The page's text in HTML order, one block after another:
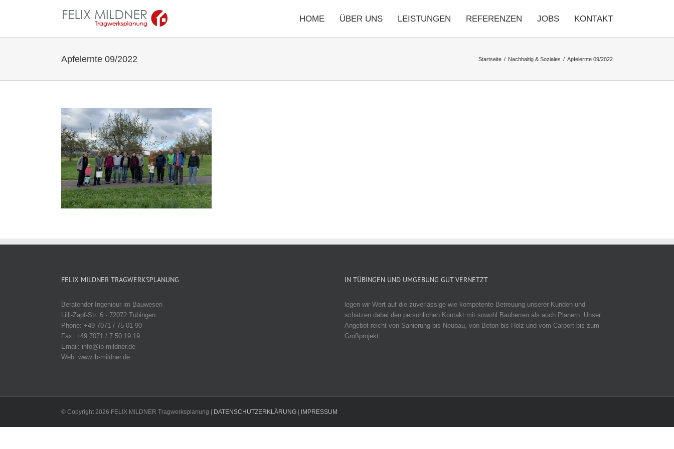
HOME ÜBER UNS LEISTUNGEN REFERENZEN JOBS KONTAKT
Apfelernte 09/2022 Startseite Nachhaltig & Soziales Apfelernte 09/2022
FELIX MILDNER TRAGWERKSPLANUNG
Beratender Ingenieur im Bauwesen
Lilli-Zapf-Str. 6 · 72072 Tübingen
Phone: +49 7071 / 75 01 90
Fax: +49 7071 / 7 50 19 19
Email: info@ib-mildner.de
Web: www.ib-mildner.de
IN TÜBINGEN UND UMGEBUNG GUT VERNETZT
legen wir Wert auf die zuverlässige wie kompetente Betreuung unserer Kunden und
schätzen dabei den persönlichen Kontakt mit sowohl Bauherren als auch Planern. Unser
Angebot reicht von Sanierung bis Neubau, von Beton bis Holz und vom Carport bis zum
Großprojekt.
© Copyright 2026 FELIX MILDNER Tragwerksplanung | DATENSCHUTZERKLÄRUNG IMPRESSUM